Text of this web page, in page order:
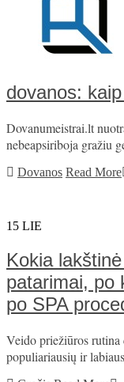
dovanos:
Dovanumeistrai.lt
nebeapsiriboja gražiu
Dovanos Read More
15 LIE
Kokia
patarimai, po
po SPA
Veido priežiūros rutina
populiariausių ir